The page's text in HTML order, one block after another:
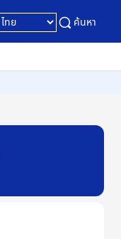
ค้นหา